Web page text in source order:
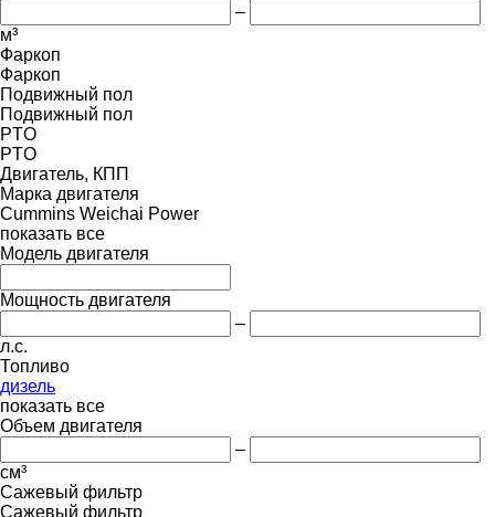
–
м³
Фаркоп
Фаркоп
Подвижный пол
Подвижный пол
PTO
PTO
Двигатель, КПП
Марка двигателя
Cummins Weichai Power
показать все
Модель двигателя
Мощность двигателя
–
л.с.
Топливо
дизель
показать все
Объем двигателя
–
см³
Сажевый фильтр
Сажевый фильтр